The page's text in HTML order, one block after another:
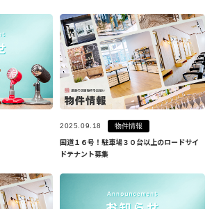
2025.09.18 物件情報
国道１６号！駐車場３０台以上のロードサイ
ドテナント募集